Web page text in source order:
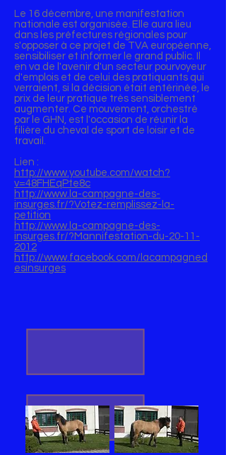
Le 16 décembre, une manifestation
nationale est organisée. Elle aura lieu
dans les préfectures régionales pour
s'opposer à ce projet de TVA européenne,
sensibiliser et informer le grand public. Il
en va de l'avenir d'un secteur pourvoyeur
d'emplois et de celui des pratiquants qui
verraient, si la décision était entérinée, le
prix de leur pratique très sensiblement
augmenter. Ce mouvement, orchestré
par le GHN, est l'occasion de réunir la
filière du cheval de sport de loisir et de
travail.
Lien :
http://www.youtube.com/watch?
v=48FHEqPte8c
http://www.la-campagne-des-
insurges.fr/?Votez-remplissez-la-
petition
http://www.la-campagne-des-
insurges.fr/?Mannifestation-du-20-11-
2012
http://www.facebook.com/lacampagned
esinsurges